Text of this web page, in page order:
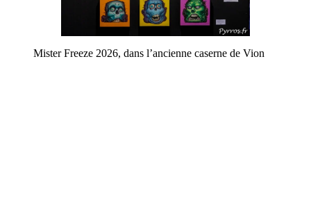
Mister Freeze 2026, dans l’ancienne caserne de Vion